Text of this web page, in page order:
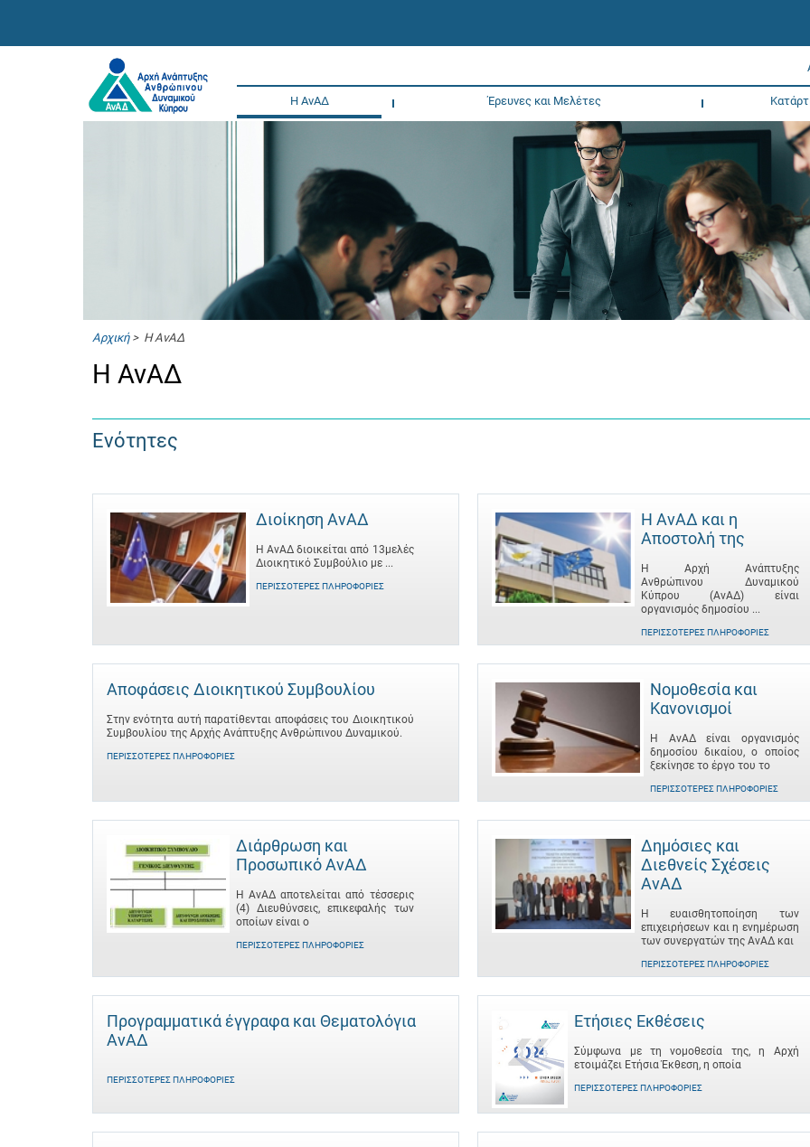
Η ΑνΑΔ Έρευνες και Μελέτες
Αρχική> Η ΑνΑΔ
Η ΑνΑΔ
Ενότητες
Διοίκηση ΑνΑΔ
Η ΑνΑΔ διοικείται από 13μελές
Διοικητικό Συμβούλιο με ...
ΠΕΡΙΣΣΌΤΕΡΕΣ ΠΛΗΡΟΦΟΡΊΕΣ
Η ΑνΑΔ και η
Αποστολή της
Η Αρχή Ανάπτυξης
Ανθρώπινου Δυναμικού
Κύπρου (ΑνΑΔ) είναι
οργανισμός δημοσίου ...
ΠΕΡΙΣΣΌΤΕΡΕΣ ΠΛΗΡΟΦΟΡΊΕΣ
Αποφάσεις Διοικητικού Συμβουλίου
Στην ενότητα αυτή παρατίθενται αποφάσεις του Διοικητικού
Συμβουλίου της Αρχής Ανάπτυξης Ανθρώπινου Δυναμικού.
ΠΕΡΙΣΣΌΤΕΡΕΣ ΠΛΗΡΟΦΟΡΊΕΣ
Νομοθεσία και
Κανονισμοί
Η ΑνΑΔ είναι οργανισμός
δημοσίου δικαίου, ο οποίος
ξεκίνησε το έργο του το
ΠΕΡΙΣΣΌΤΕΡΕΣ ΠΛΗΡΟΦΟΡΊΕΣ
Διάρθρωση και
Προσωπικό ΑνΑΔ
Η ΑνΑΔ αποτελείται από τέσσερις
(4) Διευθύνσεις, επικεφαλής των
οποίων είναι ο
ΠΕΡΙΣΣΌΤΕΡΕΣ ΠΛΗΡΟΦΟΡΊΕΣ
Δημόσιες και
Διεθνείς Σχέσεις
ΑνΑΔ
Η ευαισθητοποίηση των
επιχειρήσεων και η ενημέρωση
των συνεργατών της ΑνΑΔ και
ΠΕΡΙΣΣΌΤΕΡΕΣ ΠΛΗΡΟΦΟΡΊΕΣ
Προγραμματικά έγγραφα και Θεματολόγια
ΑνΑΔ
ΠΕΡΙΣΣΌΤΕΡΕΣ ΠΛΗΡΟΦΟΡΊΕΣ
Ετήσιες Εκθέσεις
Σύμφωνα με τη νομοθεσία της, η Αρχή
ετοιμάζει Ετήσια Έκθεση, η οποία
ΠΕΡΙΣΣΌΤΕΡΕΣ ΠΛΗΡΟΦΟΡΊΕΣ